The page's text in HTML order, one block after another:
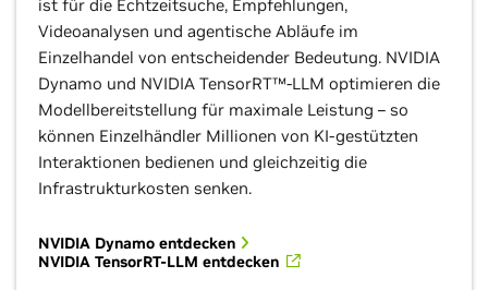
ist für die Echtzeitsuche, Empfehlungen,
Videoanalysen und agentische Abläufe im
Einzelhandel von entscheidender Bedeutung. NVIDIA
Dynamo und NVIDIA TensorRT™-LLM optimieren die
Modellbereitstellung für maximale Leistung – so
können Einzelhändler Millionen von KI-gestützten
Interaktionen bedienen und gleichzeitig die
Infrastrukturkosten senken.
NVIDIA Dynamo entdecken
NVIDIA TensorRT-LLM entdecken